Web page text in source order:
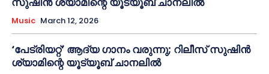
Music March 12, 2026
‘പേട്രിയറ്റ്’ ആദ്യ ഗാനം വരുന്നു; റിലീസ് സുഷിൻ
ശ്യാമിന്റെ യൂട്യൂബ് ചാനലിൽ